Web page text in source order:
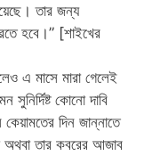
তার জন্য
হবে।” [শাইখের
এ মাসে মারা গেলেই
কোনো দাবি
দিন জান্নাতে
অথবা তার কবরের আজাব